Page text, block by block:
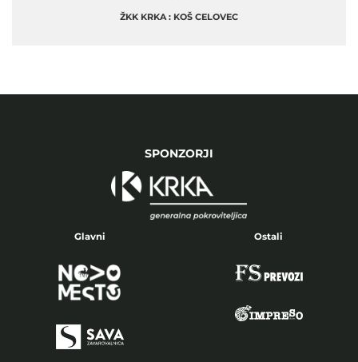
ŽKK KRKA : KOŠ CELOVEC
SPONZORJI
Glavni Ostali